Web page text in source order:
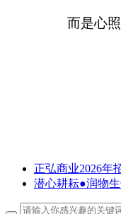
而是心
正弘商业2026年
潜心耕耘●润物